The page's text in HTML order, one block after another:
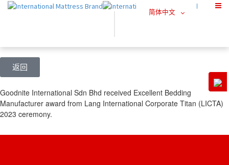
返回
Goodnite International Sdn Bhd received Excellent Bedding
Manufacturer award from Lang International Corporate Titan (LICTA)
2023 ceremony.
简体中文